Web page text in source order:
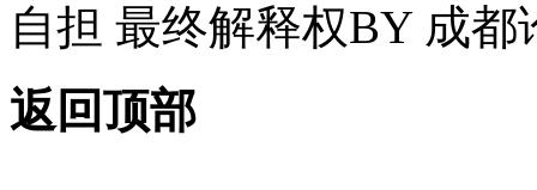
自担 最终解释权BY 成都
返回顶部